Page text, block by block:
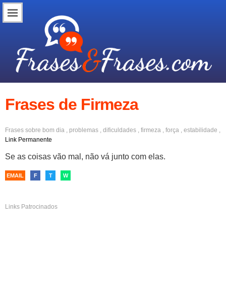
Frases de Firmeza
Frases sobre bom dia , problemas , dificuldades , firmeza , força , estabilidade ,
paciência
Link Permanente
Se as coisas vão mal, não vá junto com elas.
EMAIL F T W
Links Patrocinados